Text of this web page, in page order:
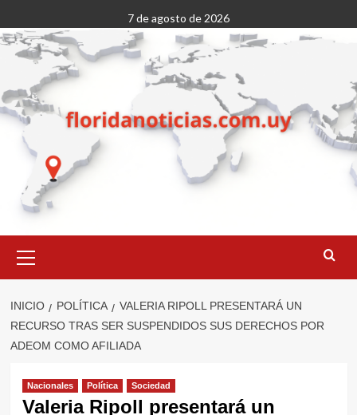
al
contenido
7 de agosto de 2026
primario
INICIO POLÍTICA
VALERIA RIPOLL PRESENTARÁ UN
RECURSO TRAS SER SUSPENDIDOS SUS DERECHOS POR
ADEOM COMO AFILIADA
Nacionales Política Sociedad
Valeria Ripoll presentará un